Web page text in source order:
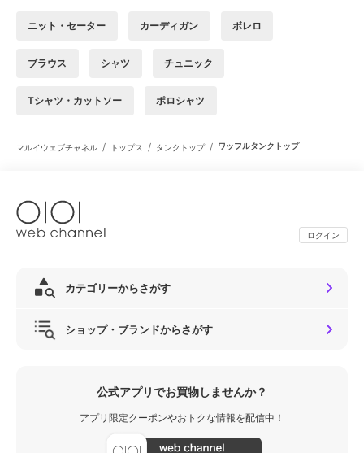
ニット・セーター カーディガン ボレロ
ブラウス シャツ チュニック
Tシャツ・カットソー ポロシャツ
マルイウェブチャネル / トップス / タンクトップ/ ワッフルタンクトップ
ログイン
カテゴリーからさがす
ショップ・ブランドからさがす
公式アプリでお買物しませんか？
アプリ限定クーポンやおトクな情報を配信中！